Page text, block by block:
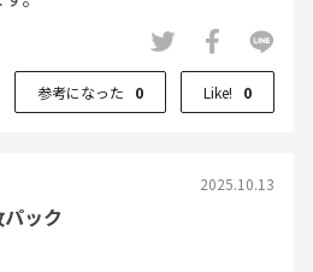
る
参考になった 0 Like! 0
2025.10.13
ック